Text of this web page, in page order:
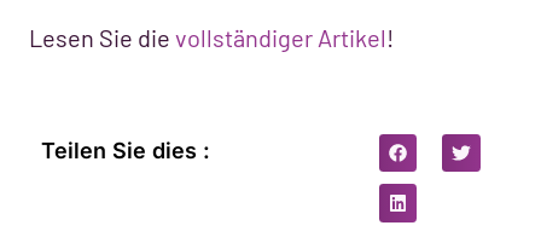
Lesen Sie die vollständiger Artikel!
Teilen Sie dies :